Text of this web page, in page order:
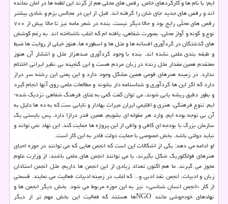
ایم؛ با نام ها و کارکردهای خاص. رقص های محلی هم از گزند این لطمه ها در امان نمانده
اند و رقص های جدید جای شان را گرفته ­اند. قبل از این در مجالس بزم و شادی بیشتر
رقص های محلّی رایج بود و حالا دیگر نیست. بنده در شعر عامه نیز تا حالا بیش از ۷۰۰
نوع و گونه و آواز محلی، بصورت شفاهی، یافته ­ام که اغلب ناشناخته­ اند. به رغم کوشش
های گذشتگان در گردآوری افسانه ها و متل ها و اسطوره ها، هنوز خیلی از روایت ها ضبط
و طبقه بندی علمی نشده اند. بنده با وجود گردآوری صدهزار مَثَل و انتشار آن هنوز
معتقدم همین مقدار مثل زنده در زبان مردم هست و این گنجینه بی ­نظیر ایرانی اختتام
ندارد. در زمینه هنرهای قومی همین مشکل وجود دارد و این یعنی این رشته سرِ دراز
دارد که اگر این ها گردآوری و شناسنامه دار بشوند و مطالعات علمی روی آنها انجام گیرد
و بطور دقیق ریشه یابی شوند، می­ توان گفت کمی به غنای فرهنگ شفاهی نزدیک شده­
ایم. تنوع فرهنگی، هنری و اقلیمیِ ایران میراثِ بهادار و نایابی ست که به ده ها دلیل به
آن بی­ توجه بوده ­ایم. وارد هر مقوله ای بشویم، همین قدر درازا دارد. پس بایستی یک
سازمان بزرگ با بودجه ای کافی و وافی از این پروژه ها حمایت کند. این نهاد نمی­ تواند و
نباید دولتی باشد. بخش خصوصی با حمایت دولت قادر به این کار است.
او ادامه می دهد: یکی از اشکالات این است که انجمن هایی که می توانند در حوزه احیای
هنرهای فولکلوریک شکل بگیرند، یا می توانند انجمن های علمی باشند، از وزارت علوم
مجوز می گیرند. ما هم اکنون تعداد زیادی از این انجمن ها داریم، مثل انجمن استادان
زبان و ادبیات، انجمن نقد ادبی و... که اغلب در زمینه ادبیات فعالیت می نمایند. قسمتی
از کار «انجمن انسان شناسی» نیز به این حوزه مربوط می شود. بخش دیگر انجمن ها و
نهادهای خودجوشی مانند NGOها هستند که فعالیت این بخش مهم تر از دیگر